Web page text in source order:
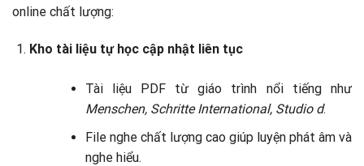
online chất lượng:
Kho tài liệu tự học cập nhật liên tục
Tài liệu PDF từ giáo trình nổi tiếng như
Menschen, Schritte International, Studio d.
File nghe chất lượng cao giúp luyện phát âm và
nghe hiểu.